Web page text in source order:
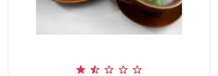
star star_half star_border star_border star_border